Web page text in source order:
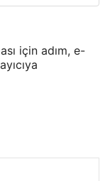
için adım, e-